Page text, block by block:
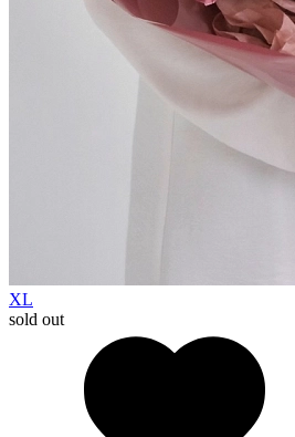
XL
sold out